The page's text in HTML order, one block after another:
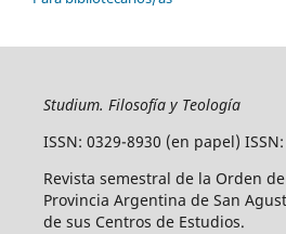
Studium. Filosofía y Teología
ISSN: 0329-8930 (en papel)
Revista semestral de la Orden
Provincia Argentina de San
de sus Centros de Estudios.